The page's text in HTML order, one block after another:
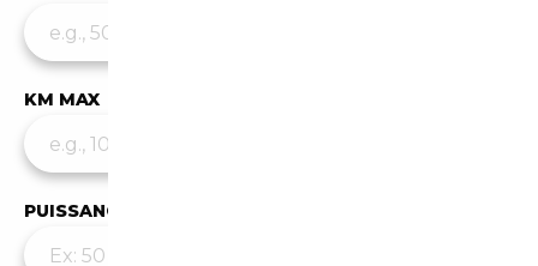
KM MAX
PUISSANCE MIN